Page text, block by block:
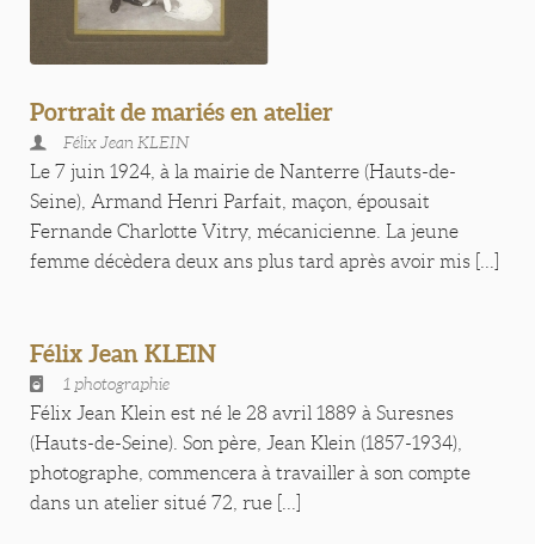
Portrait de mariés en atelier
Félix Jean KLEIN
Le 7 juin 1924, à la mairie de Nanterre (Hauts-de-
Seine), Armand Henri Parfait, maçon, épousait
Fernande Charlotte Vitry, mécanicienne. La jeune
femme décèdera deux ans plus tard après avoir mis [...]
Félix Jean KLEIN
1 photographie
Félix Jean Klein est né le 28 avril 1889 à Suresnes
(Hauts-de-Seine). Son père, Jean Klein (1857-1934),
photographe, commencera à travailler à son compte
dans un atelier situé 72, rue [...]